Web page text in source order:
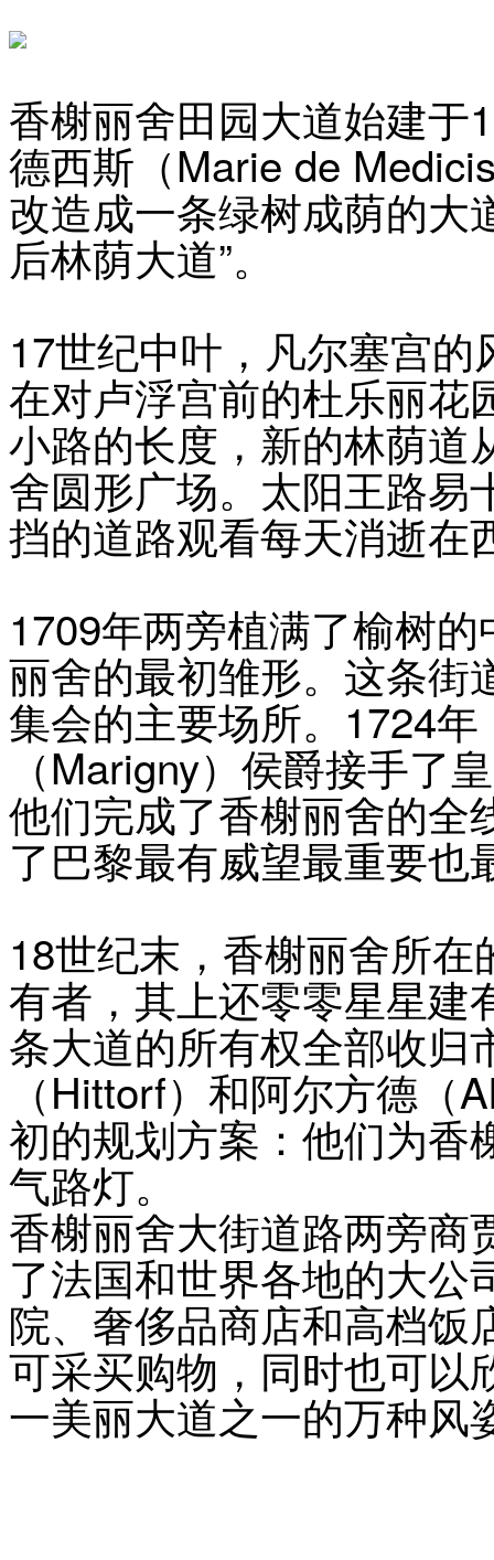
香榭丽舍田园大道始建于
德西斯（Marie de
改造成一条绿树成荫的大
后林荫大道”。
17世纪中叶，凡尔塞宫
在对卢浮宫前的杜乐丽花
小路的长度，新的林荫道
舍圆形广场。太阳王路易
挡的道路观看每天消逝在
1709年两旁植满了榆树
丽舍的最初雏形。这条街
集会的主要场所。1724
（Marigny）侯爵接手了
他们完成了香榭丽舍的全
了巴黎最有威望最重要也
18世纪末，香榭丽舍所
有者，其上还零零星星建
条大道的所有权全部收归
（Hittorf）和阿尔方德
初的规划方案：他们为香
气路灯。
香榭丽舍大街道路两旁商
了法国和世界各地的大
院、奢侈品商店和高档饭
可采买购物，同时也可以
一美丽大道之一的万种风